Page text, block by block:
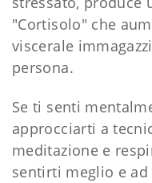
"Cortisolo" che
viscerale
persona.
Se ti senti
approcciarti a
meditazione e
sentirti meglio e